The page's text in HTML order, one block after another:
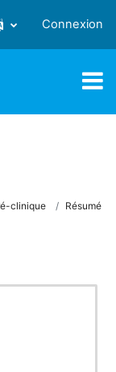
la saisie
Connexion
clinique Résumé